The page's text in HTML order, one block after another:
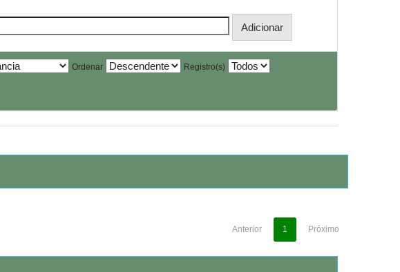
Ordenar Registro(s)
Anterior 1 Próximo